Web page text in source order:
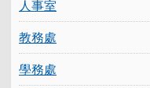
人事室
教務處
學務處